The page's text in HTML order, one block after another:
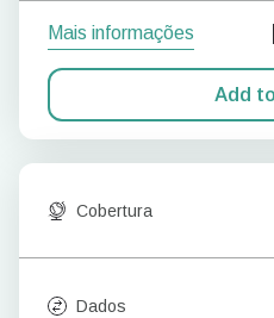
Mais informações
Add
Cobertura
Dados